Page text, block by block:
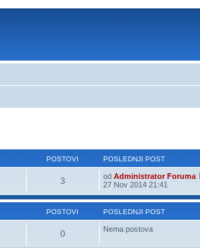
POSTOVI POSLEDNJI POST
3 odAdministrator Foruma
27 Nov 2014 21:41
POSTOVI POSLEDNJI POST
0 Nema postova